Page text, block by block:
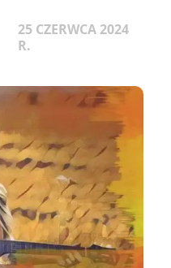
25 CZERWCA 2024
R.